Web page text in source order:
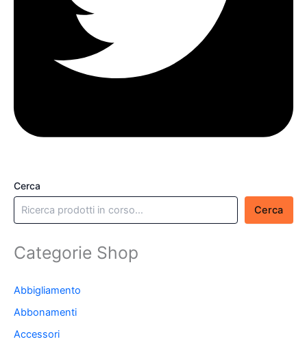
Cerca
Cerca
Categorie Shop
Abbigliamento
Abbonamenti
Accessori